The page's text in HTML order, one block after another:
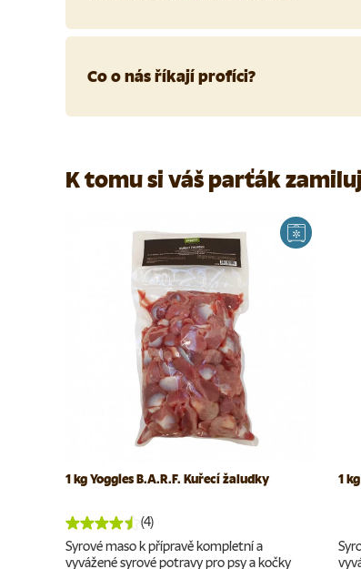
Co o nás říkají profíci?
K tomu si váš parťák
1 kg Yoggies B.A.R.F. Kuřecí žaludky
(4)
Syrové maso k přípravě kompletní a
vyvážené syrové potravy pro psy a kočky
1